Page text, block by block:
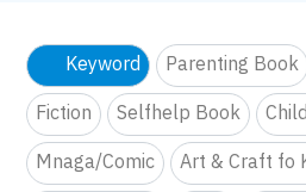
Keyword Parenting Book
Fiction
Selfhelp Book
Mnaga/Comic
Art & Craft fo